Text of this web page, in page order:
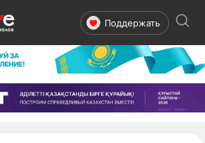
Поддержать